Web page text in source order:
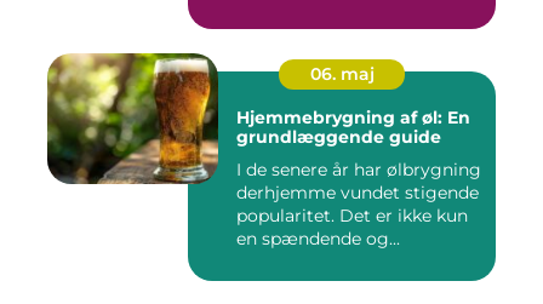
06. maj
Hjemmebrygning af øl: En
grundlæggende guide
I de senere år har ølbrygning
derhjemme vundet stigende
popularitet. Det er ikke kun
en spændende og...